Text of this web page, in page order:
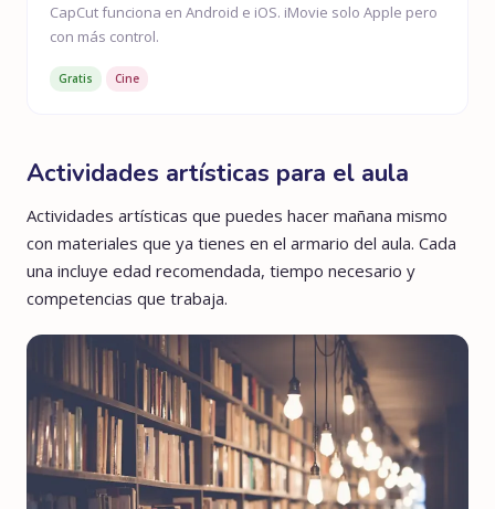
CapCut funciona en Android e iOS. iMovie solo Apple pero
con más control.
Gratis Cine
Actividades artísticas para el aula
Actividades artísticas que puedes hacer mañana mismo
con materiales que ya tienes en el armario del aula. Cada
una incluye edad recomendada, tiempo necesario y
competencias que trabaja.